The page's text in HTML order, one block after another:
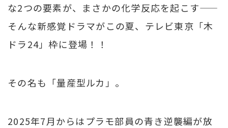
な2つの要素が、まさかの化学反応を起こす——
そんな新感覚ドラマがこの夏、テレビ東京「木
ドラ24」枠に登場！！
その名も「量産型ルカ」。
2025年7月からはプラモ部員の青き逆襲編が放